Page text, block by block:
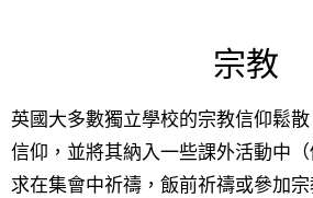
宗教
英國大多數獨立學校的宗教信仰鬆
信仰，並將其納入一些課外活動中
求在集會中祈禱，飯前祈禱或參加